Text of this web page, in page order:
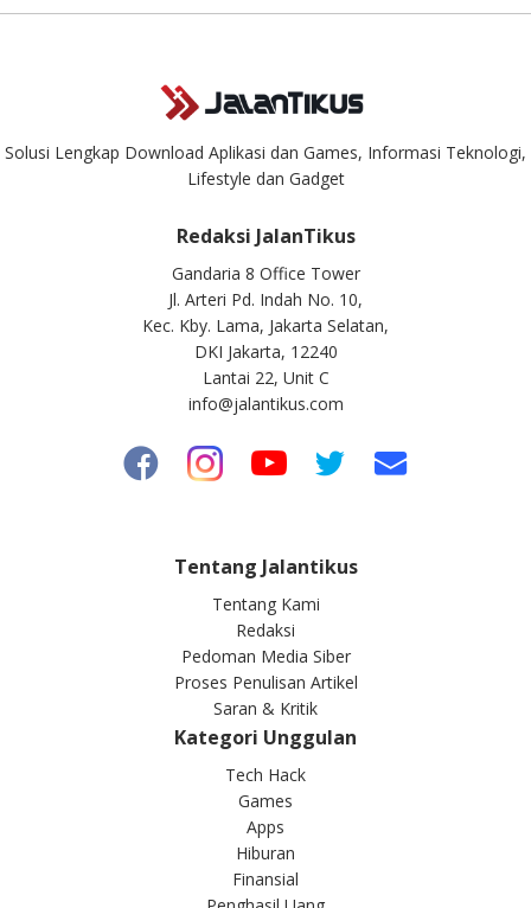
Solusi Lengkap Download Aplikasi dan Games, Informasi Teknologi,
Lifestyle dan Gadget
Redaksi JalanTikus
Gandaria 8 Office Tower
Jl. Arteri Pd. Indah No. 10,
Kec. Kby. Lama, Jakarta Selatan,
DKI Jakarta, 12240
Lantai 22, Unit C
info@jalantikus.com
Tentang Jalantikus
Tentang Kami
Redaksi
Pedoman Media Siber
Proses Penulisan Artikel
Saran & Kritik
Kategori Unggulan
Tech Hack
Games
Apps
Hiburan
Finansial